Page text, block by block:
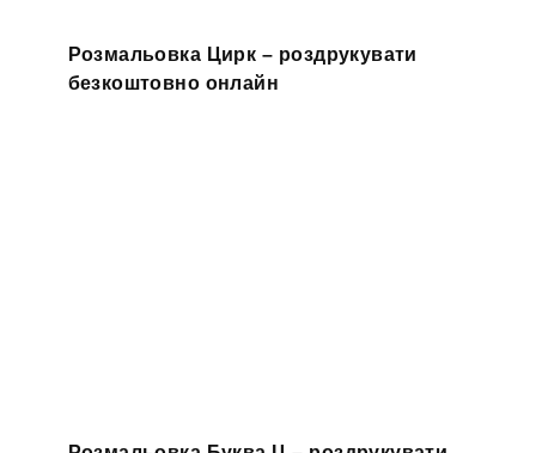
Розмальовка Цирк – роздрукувати
безкоштовно онлайн